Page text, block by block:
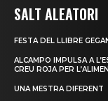
SALT ALEATORI
FESTA DEL LLIBRE
ALCAMPO IMPULSA A
CREU ROJA PER
UNA MESTRA DIFERENT